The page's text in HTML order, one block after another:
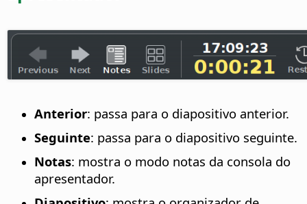
Anterior: passa para o diapositivo anterior.
Seguinte: passa para o diapositivo seguinte.
Notas: mostra o modo notas da consola do
apresentador.